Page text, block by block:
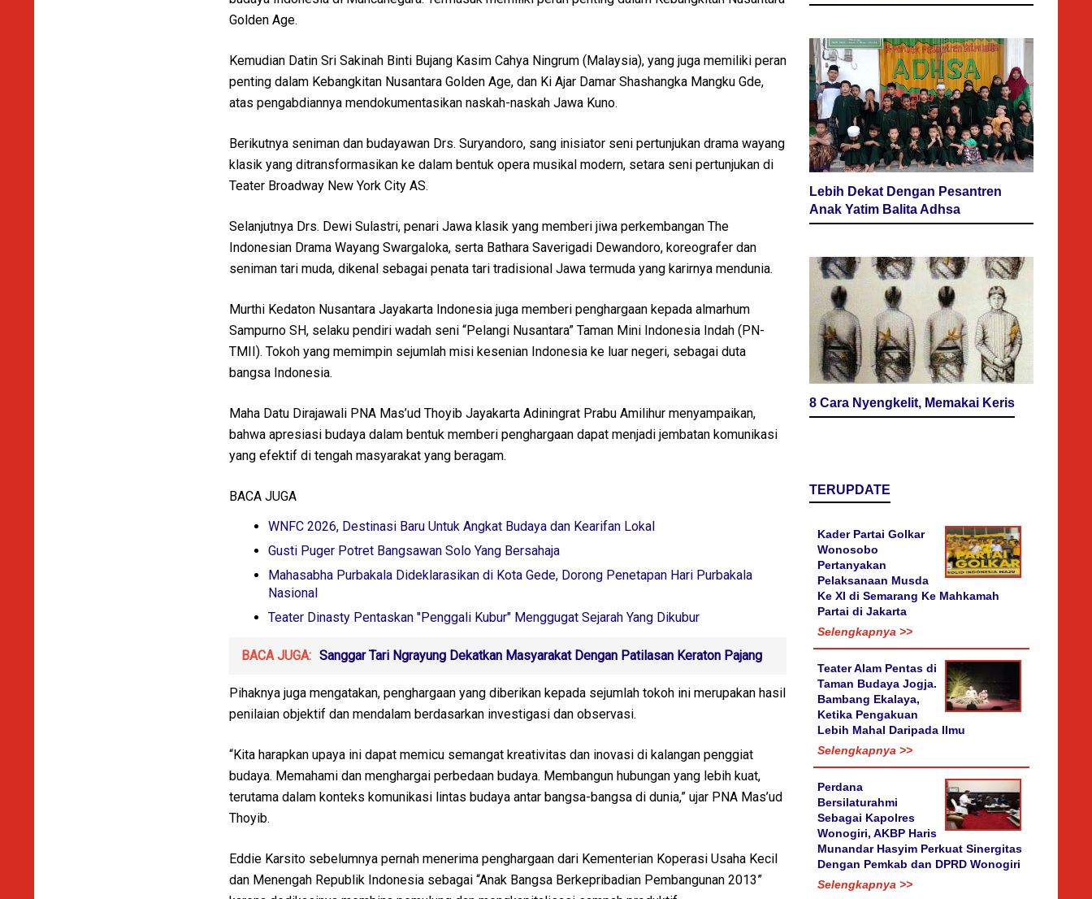
Golden Age.
Kemudian Datin Sri Sakinah Binti Bujang Kasim Cahya Ningrum (Malaysia), yang juga memiliki peran
penting dalam Kebangkitan Nusantara Golden Age, dan Ki Ajar Damar Shashangka Mangku Gde,
atas pengabdiannya mendokumentasikan naskah-naskah Jawa Kuno.
Berikutnya seniman dan budayawan Drs. Suryandoro, sang inisiator seni pertunjukan drama wayang
klasik yang ditransformasikan ke dalam bentuk opera musikal modern, setara seni pertunjukan di
Teater Broadway New York City AS.
Selanjutnya Drs. Dewi Sulastri, penari Jawa klasik yang memberi jiwa perkembangan The
Indonesian Drama Wayang Swargaloka, serta Bathara Saverigadi Dewandoro, koreografer dan
seniman tari muda, dikenal sebagai penata tari tradisional Jawa termuda yang karirnya mendunia.
Murthi Kedaton Nusantara Jayakarta Indonesia juga memberi penghargaan kepada almarhum
Sampurno SH, selaku pendiri wadah seni “Pelangi Nusantara” Taman Mini Indonesia Indah (PN-
TMII). Tokoh yang memimpin sejumlah misi kesenian Indonesia ke luar negeri, sebagai duta
bangsa Indonesia.
Maha Datu Dirajawali PNA Mas’ud Thoyib Jayakarta Adiningrat Prabu Amilihur menyampaikan,
bahwa apresiasi budaya dalam bentuk memberi penghargaan dapat menjadi jembatan komunikasi
yang efektif di tengah masyarakat yang beragam.
BACA JUGA
WNFC 2026, Destinasi Baru Untuk Angkat Budaya dan Kearifan Lokal
Gusti Puger Potret Bangsawan Solo Yang Bersahaja
Mahasabha Purbakala Dideklarasikan di Kota Gede, Dorong Penetapan Hari Purbakala
Nasional
Teater Dinasty Pentaskan "Penggali Kubur" Menggugat Sejarah Yang Dikubur
BACA JUGA: Sanggar Tari Ngrayung Dekatkan Masyarakat Dengan Patilasan Keraton Pajang
Pihaknya juga mengatakan, penghargaan yang diberikan kepada sejumlah tokoh ini merupakan hasil
penilaian objektif dan mendalam berdasarkan investigasi dan observasi.
“Kita harapkan upaya ini dapat memicu semangat kreativitas dan inovasi di kalangan penggiat
budaya. Memahami dan menghargai perbedaan budaya. Membangun hubungan yang lebih kuat,
terutama dalam konteks komunikasi lintas budaya antar bangsa-bangsa di dunia,” ujar PNA Mas’ud
Thoyib.
Eddie Karsito sebelumnya pernah menerima penghargaan dari Kementerian Koperasi Usaha Kecil
dan Menengah Republik Indonesia sebagai “Anak Bangsa Berkepribadian Pembangunan 2013”
Lebih Dekat Dengan Pesantren
Anak Yatim Balita Adhsa
8 Cara Nyengkelit, Memakai Keris
TERUPDATE
Kader Partai Golkar
Wonosobo
Pertanyakan
Pelaksanaan Musda
Ke XI di Semarang Ke Mahkamah
Partai di Jakarta
Selengkapnya >>
Teater Alam Pentas di
Taman Budaya Jogja.
Bambang Ekalaya,
Ketika Pengakuan
Lebih Mahal Daripada Ilmu
Selengkapnya >>
Perdana
Bersilaturahmi
Sebagai Kapolres
Wonogiri, AKBP Haris
Munandar Hasyim Perkuat Sinergitas
Dengan Pemkab dan DPRD Wonogiri
Selengkapnya >>